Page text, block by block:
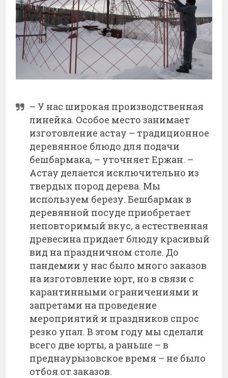
– У нас широкая производственная
линейка. Особое место занимает
изготовление астау – традиционное
деревянное блюдо для подачи
бешбармака, – уточняет Ержан. –
Астау делается исключительно из
твердых пород дерева. Мы
используем березу. Бешбармак в
деревянной посуде приобретает
неповторимый вкус, а естественная
древесина придает блюду красивый
вид на праздничном столе. До
пандемии у нас было много заказов
на изготовление юрт, но в связи с
карантинными ограничениями и
запретами на проведение
мероприятий и праздников спрос
резко упал. В этом году мы сделали
всего две юрты, а раньше – в
преднаурызовское время – не было
отбоя от заказов.